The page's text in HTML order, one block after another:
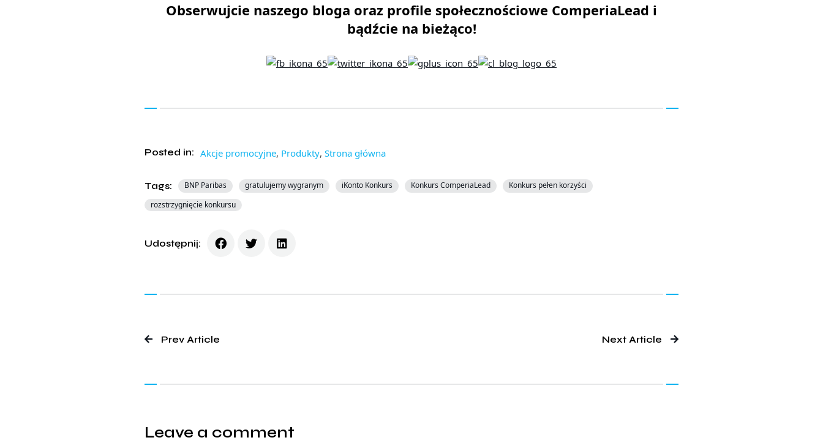
Obserwujcie naszego bloga oraz profile społecznościowe ComperiaLead i
bądźcie na bieżąco!
Posted in: Akcje promocyjne, Produkty, Strona główna
Tags: BNP Paribas gratulujemy wygranym iKonto Konkurs Konkurs ComperiaLead
Konkurs pełen korzyści
rozstrzygnięcie konkursu
Udostępnij:
Prev Article Next Article
Leave a comment